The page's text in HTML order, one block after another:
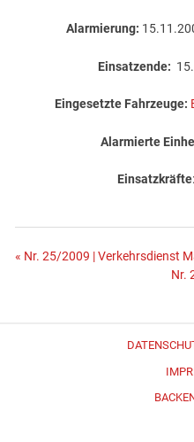
Alarmierung:
Einsatzende:
Eingesetzte Fahrzeuge:
Alarmierte
Einsatzkräfte
« Nr. 25/2009 | Verkehrsdienst
Nr.